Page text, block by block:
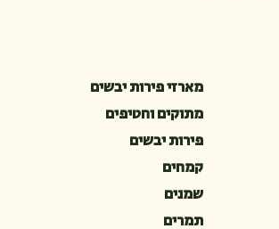
מארזי פירות יבשים
מתוקים וחטיפים
פירות יבשים
קמחים
שמנים
תמרים